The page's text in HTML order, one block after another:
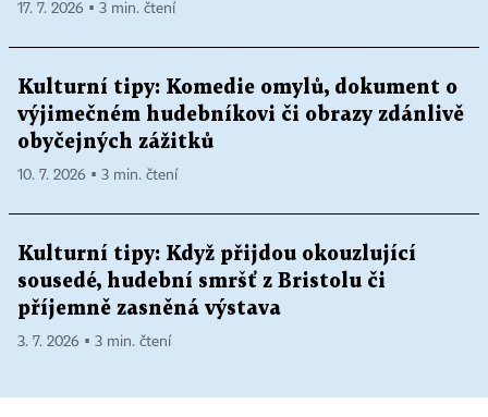
17. 7. 2026 ▪ 3 min. čtení
Kulturní tipy: Komedie omylů, dokument o
výjimečném hudebníkovi či obrazy zdánlivě
obyčejných zážitků
10. 7. 2026 ▪ 3 min. čtení
Kulturní tipy: Když přijdou okouzlující
sousedé, hudební smršť z Bristolu či
příjemně zasněná výstava
3. 7. 2026 ▪ 3 min. čtení